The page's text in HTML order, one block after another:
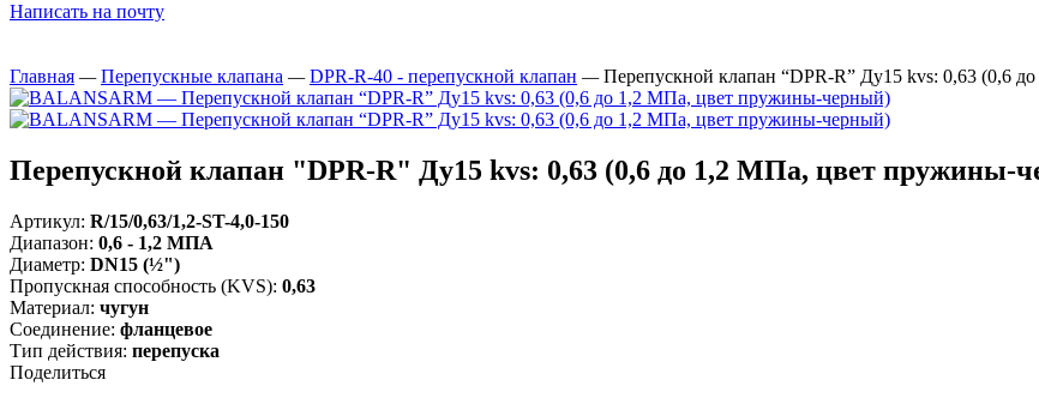
Написать на почту
Главная — Перепускные клапана — DPR-R-40 - перепускной клапан — Перепускной клапан “DPR-R” Ду15 kvs: 0,63 (0,6
Перепускной клапан "DPR-R" Ду15 kvs: 0,63 (0,6 до 1,2 МПа, цвет пружины-
Артикул: R/15/0,63/1,2-ST-4,0-150
Диапазон: 0,6 - 1,2 МПА
Диаметр: DN15 (½")
Пропускная способность (KVS): 0,63
Материал: чугун
Соединение: фланцевое
Тип действия: перепуска
Поделиться